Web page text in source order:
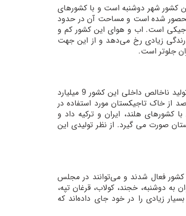
کشور شهر دوشنبه است و با کشورهای
شده است و مساحت آن در حدود
نفر و زبان آنان فارسی تاجیکی است. اب و هوای این کشور کم و
زیادی رخ می‌دهد و از این جهت
جلوتر است.
به لحاظ رشد اقتصادی این کشور در سال های گذشته رشد خوبی را تجربه کرده است. تولید ناخالص داخلی این کشور 9 میلیارد
شده است. با توجه به این که این کشور کوهستانی است تنها در حدود 7 درصد از خاک تاجیکستان مورد استفاده در
هلند، ایران و ترکیه داد و
صورت می گیرد. از نظر تولیدی این
کشور فعال شدند و می‌توانند در مجلس
دوشنبه، خجند، کولاب، قرغان‌ تپه،
زیادی را در خود جای داده‌اند که